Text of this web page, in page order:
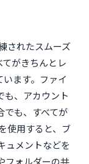
されたスムーズ
がきちんとレ
ます。ファイ
も、アカウント
でも、すべてが
使用すると、ブ
ュメントなどを
フォルダーの共